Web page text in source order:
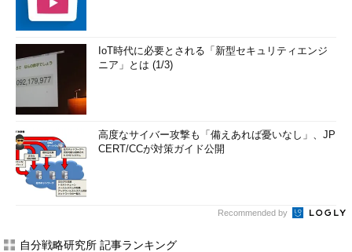
IoT時代に必要とされる「新型セキュリティエンジ
ニア」とは (1/3)
高度なサイバー攻撃も「備えあれば憂いなし」、JP
CERT/CCが対策ガイド公開
Recommended by
自分戦略研究所 記事ランキング